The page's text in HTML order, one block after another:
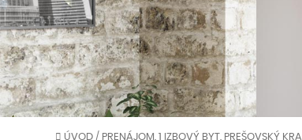
ÚVOD / PRENÁJOM, 1 IZBOVÝ BYT, PREŠOVSKÝ